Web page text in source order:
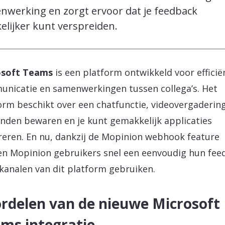
en zorgt ervoor dat je feedback
kunt verspreiden.
Teams is een platform ontwikkeld voor
en samenwerkingen tussen collega’s. Het
beschikt over een chatfunctie,
bewaren en je kunt gemakkelijk applicaties
En nu, dankzij de Mopinion webhook feature
Mopinion gebruikers snel een eenvoudig hun
van dit platform gebruiken.
van de nieuwe Microsoft